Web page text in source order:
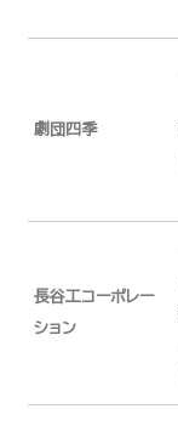
劇団四季
長谷工コーポレー
ション